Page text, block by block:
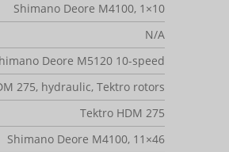
Shimano Deore M4100, 1×10
N/A
Deore M5120 10-speed
275, hydraulic, Tektro rotors
Tektro HDM 275
Shimano Deore M4100, 11×46